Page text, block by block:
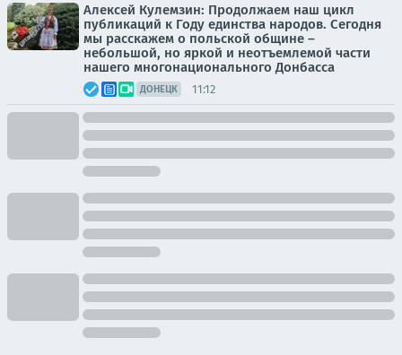
Алексей Кулемзин: Продолжаем наш цикл
публикаций к Году единства народов. Сегодня
мы расскажем о польской общине –
небольшой, но яркой и неотъемлемой части
нашего многонационального Донбасса
ДОНЕЦК 11:12